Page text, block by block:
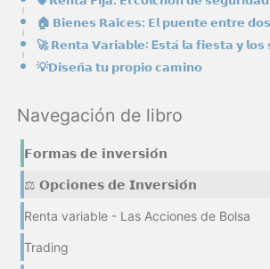
💡𝗗𝗶𝘀𝗲𝗻̃𝗮 𝘁𝘂 𝗽𝗿𝗼𝗽𝗶𝗼 𝗰𝗮𝗺𝗶𝗻𝗼
Navegación de libro
𝗙𝗼𝗿𝗺𝗮𝘀 𝗱𝗲 𝗶𝗻𝘃𝗲𝗿𝘀𝗶𝗼́𝗻
⚖️ 𝗢𝗽𝗰𝗶𝗼𝗻𝗲𝘀 𝗱𝗲 𝗜𝗻𝘃𝗲𝗿𝘀𝗶𝗼́𝗻
Renta variable - Las Acciones de Bolsa
Trading